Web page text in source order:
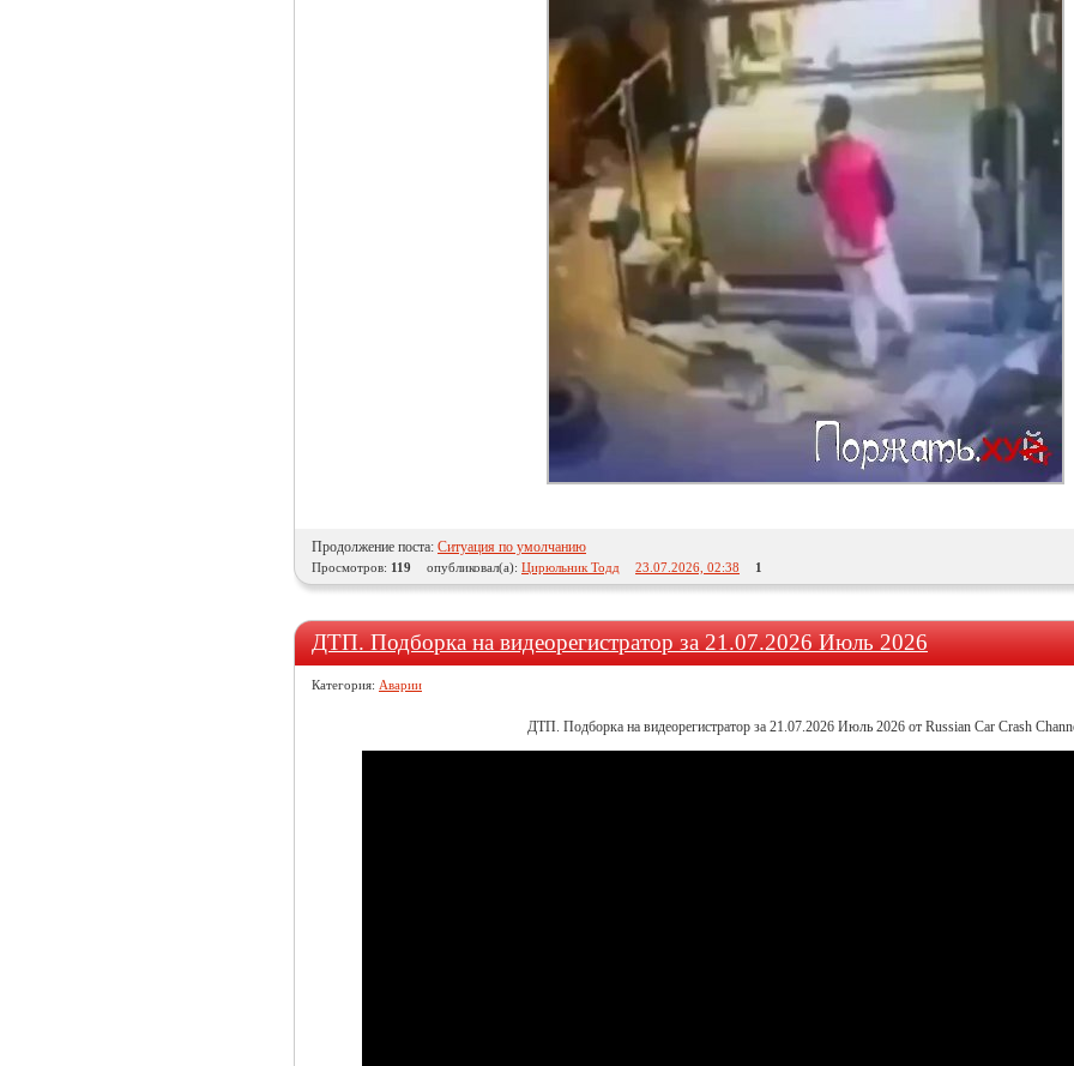
Продолжение поста: Ситуация по умолчанию
Просмотров: 119 опубликовал(а): Цирюльник Тодд 23.07.2026, 02:38 1
ДТП. Подборка на видеорегистратор за 21.07.2026 Июль 2026
Категория: Аварии
ДТП. Подборка на видеорегистратор за 21.07.2026 Июль 2026 от Russian Car Crash